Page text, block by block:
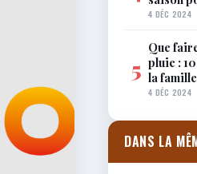
4 DÉC 2024
5
Que
pluie :
la famille
4 DÉC 2024
DANS LA